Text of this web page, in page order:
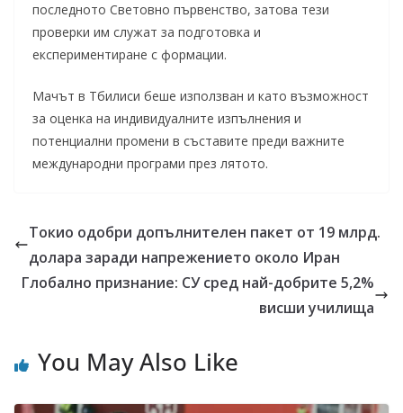
последното Световно първенство, затова тези
проверки им служат за подготовка и
експериментиране с формации.
Мачът в Тбилиси беше използван и като възможност
за оценка на индивидуалните изпълнения и
потенциални промени в съставите преди важните
международни програми през лятото.
Токио одобри допълнителен пакет от 19 млрд.
долара заради напрежението около Иран
Глобално признание: СУ сред най-добрите 5,2%
висши училища
You May Also Like